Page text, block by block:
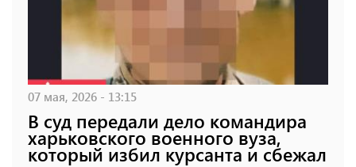
07 мая, 2026 - 13:15
В суд передали дело командира
харьковского военного вуза,
который избил курсанта и сбежал